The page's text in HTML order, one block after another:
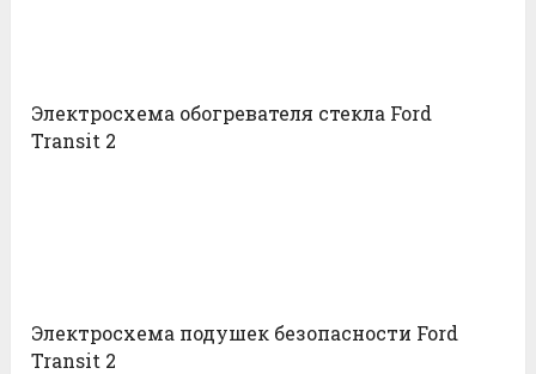
Электросхема обогревателя стекла Ford
Transit 2
Электросхема подушек безопасности Ford
Transit 2